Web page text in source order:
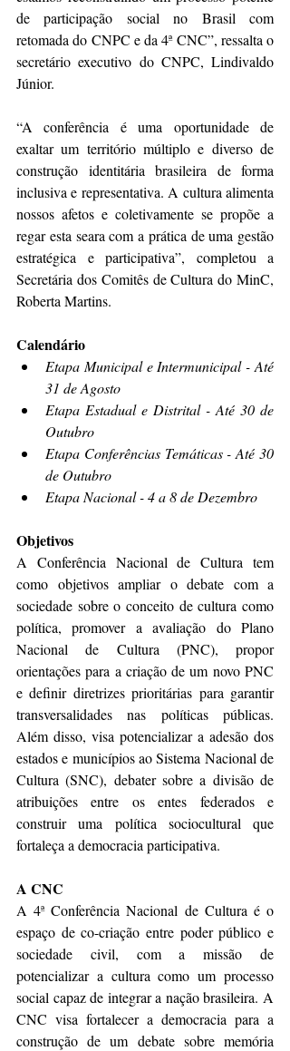
de participação social no Brasil com
retomada do CNPC e da 4ª CNC”, ressalta o
secretário executivo do CNPC, Lindivaldo
Júnior.
“A conferência é uma oportunidade de
exaltar um território múltiplo e diverso de
construção identitária brasileira de forma
inclusiva e representativa. A cultura alimenta
nossos afetos e coletivamente se propõe a
regar esta seara com a prática de uma gestão
estratégica e participativa”, completou a
Secretária dos Comitês de Cultura do MinC,
Roberta Martins.
Calendário
Etapa Municipal e Intermunicipal - Até
31 de Agosto
Etapa Estadual e Distrital - Até 30 de
Outubro
Etapa Conferências Temáticas - Até 30
de Outubro
Etapa Nacional - 4 a 8 de Dezembro
Objetivos
A Conferência Nacional de Cultura tem
como objetivos ampliar o debate com a
sociedade sobre o conceito de cultura como
política, promover a avaliação do Plano
Nacional de Cultura (PNC), propor
orientações para a criação de um novo PNC
e definir diretrizes prioritárias para garantir
transversalidades nas políticas públicas.
Além disso, visa potencializar a adesão dos
estados e municípios ao Sistema Nacional de
Cultura (SNC), debater sobre a divisão de
atribuições entre os entes federados e
construir uma política sociocultural que
fortaleça a democracia participativa.
A CNC
A 4ª Conferência Nacional de Cultura é o
espaço de co-criação entre poder público e
sociedade civil, com a missão de
potencializar a cultura como um processo
social capaz de integrar a nação brasileira. A
CNC visa fortalecer a democracia para a
construção de um debate sobre memória